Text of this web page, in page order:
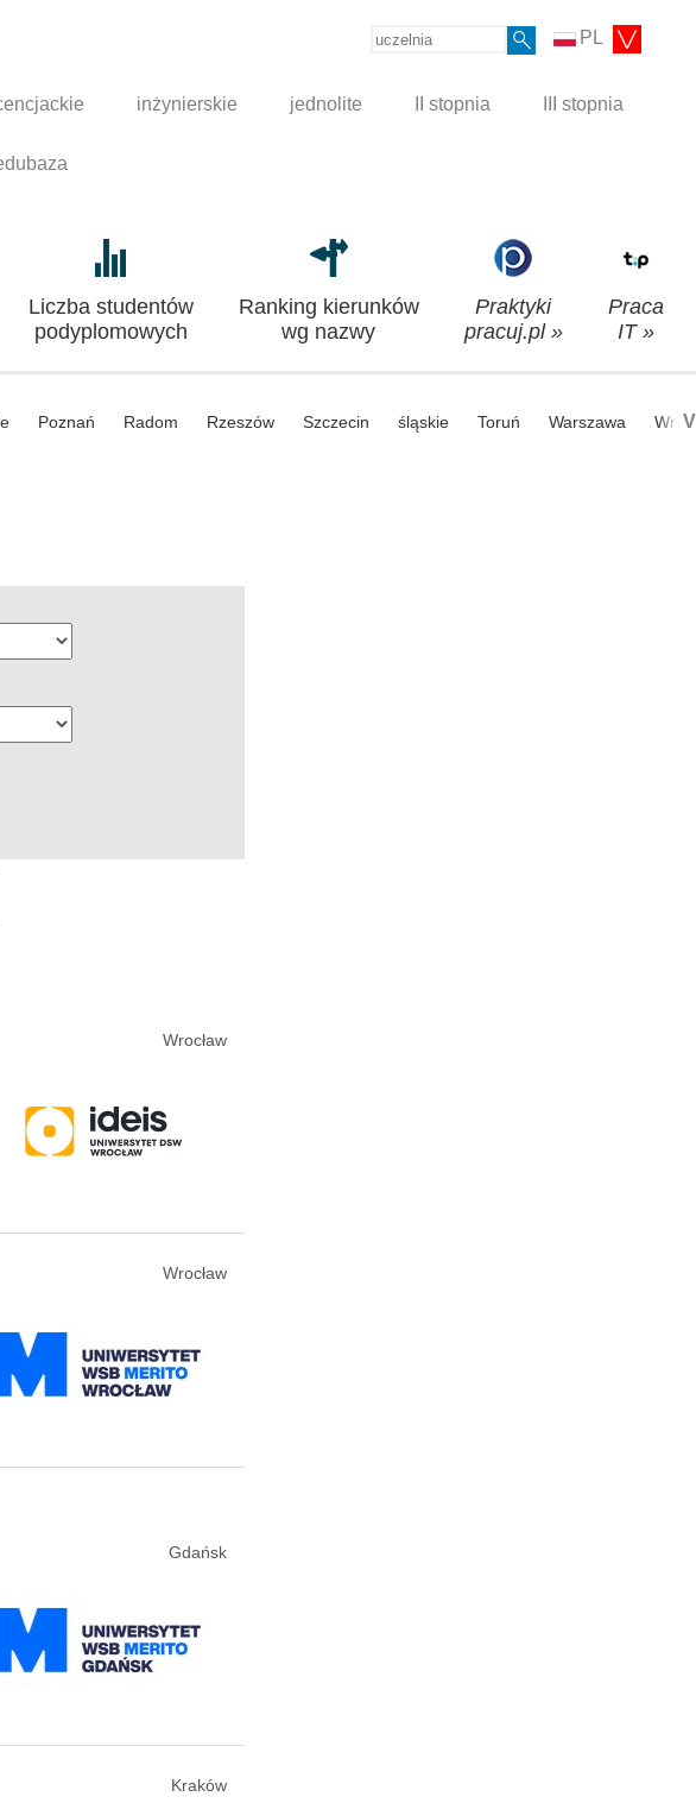
PL
inżynierskie jednolite II stopnia III stopnia
Liczba studentów
podyplomowych
Ranking kierunków
wg nazwy
Praktyki
pracuj.pl »
Praca
IT »
Poznań Radom Rzeszów Szczecin śląskie Toruń Warszawa V
Wrocław
Wrocław
Gdańsk
Kraków